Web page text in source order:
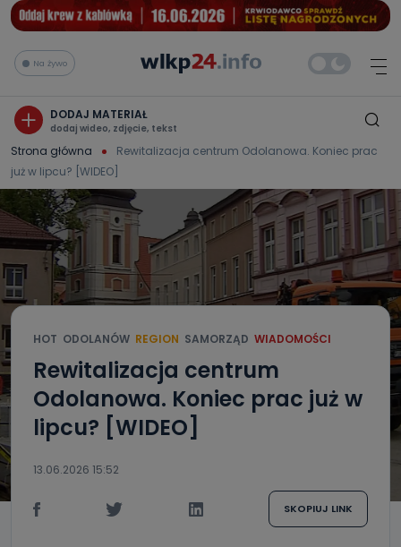
Na żywo
DODAJ MATERIAŁ
dodaj wideo, zdjęcie, tekst
Strona główna
Rewitalizacja centrum Odolanowa. Koniec prac
już w lipcu? [WIDEO]
HOT ODOLANÓW REGION SAMORZĄD WIADOMOŚCI
Rewitalizacja centrum
Odolanowa. Koniec prac już w
lipcu? [WIDEO]
13.06.2026 15:52
SKOPIUJ LINK